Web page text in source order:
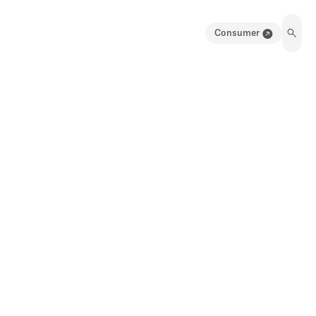
Consumer